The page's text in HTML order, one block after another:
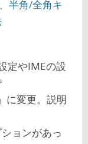
半角/全角キ
定やIMEの設
に変更。説明
ョンがあっ